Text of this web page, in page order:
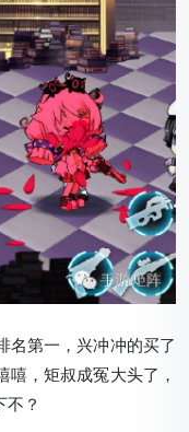
名第一，兴冲冲的买了
，矩叔成冤大头了，
？